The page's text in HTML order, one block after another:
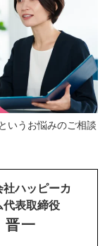
いうお悩みのご相談
社ハッピーカ
代表取締役
晋一